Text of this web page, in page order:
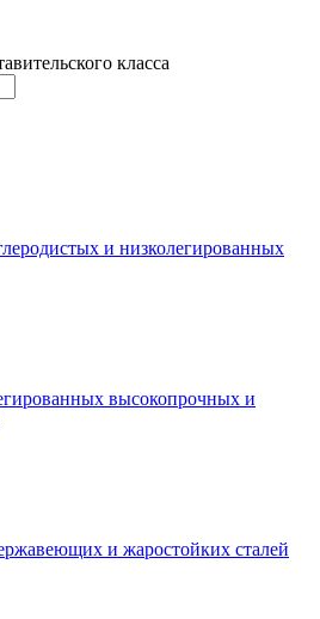
класса
и низколегированных
высокопрочных и
и жаростойких сталей